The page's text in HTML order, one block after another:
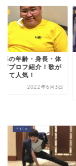
郎の年齢・身長・体
どプロフ紹介！歌が
くて人気！
2022年6月3日